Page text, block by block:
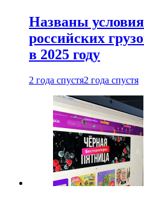
Названы
российских
в 2025 году
2 года спустя2 года спустя